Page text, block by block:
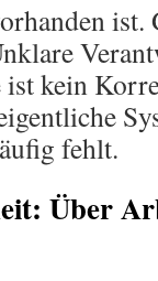
kein
fehlt.
Über